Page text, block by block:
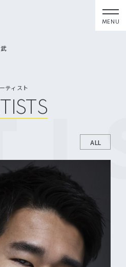
MENU
COMPANY
会社概要
CONTACT
お問い合わせ
所属アーティストに関するお問
い合わせ／出演依頼
その他
OTHERS
プライバシーポリシー
サイトマップ
ティスト
ALL